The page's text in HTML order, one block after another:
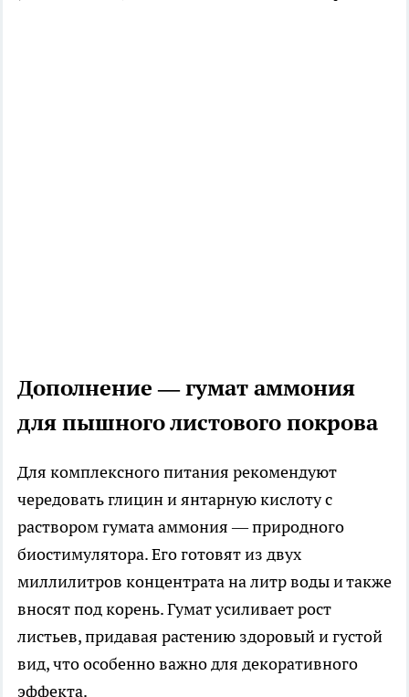
Дополнение — гумат аммония
для пышного листового покрова
Для комплексного питания рекомендуют
чередовать глицин и янтарную кислоту с
раствором гумата аммония — природного
биостимулятора. Его готовят из двух
миллилитров концентрата на литр воды и также
вносят под корень. Гумат усиливает рост
листьев, придавая растению здоровый и густой
вид, что особенно важно для декоративного
эффекта.